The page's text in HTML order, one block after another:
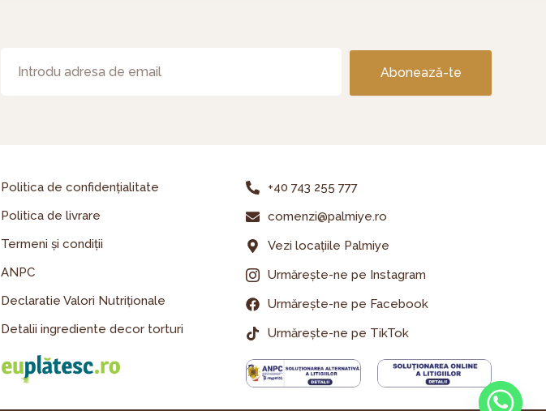
Abonează-te
Politica de confidențialitate
Politica de livrare
Termeni și condiții
ANPC
Declaratie Valori Nutriționale
Detalii ingrediente decor torturi
+40 743 255 777
comenzi@palmiye.ro
Vezi locațiile Palmiye
Urmărește-ne pe Instagram
Urmărește-ne pe Facebook
Urmărește-ne pe TikTok